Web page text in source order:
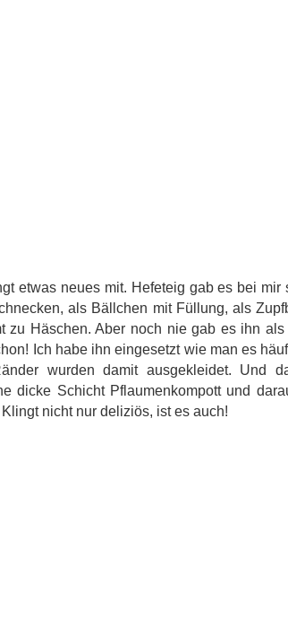
etwas neues mit. Hefeteig gab es bei mir
als Bällchen mit Füllung, als
zu Häschen. Aber noch nie gab es ihn
Ich habe ihn eingesetzt wie man es
wurden damit ausgekleidet. Und
dicke Schicht Pflaumenkompott und
nicht nur deliziös, ist es auch!